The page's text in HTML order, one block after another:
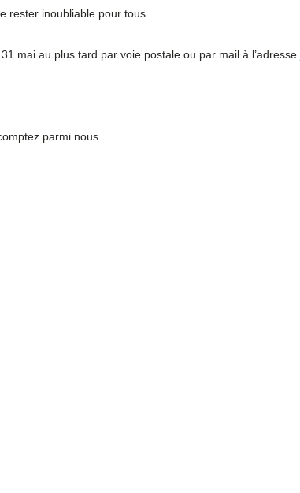
rester inoubliable pour tous.
mai au plus tard par voie postale ou par mail à l’adresse
parmi nous.